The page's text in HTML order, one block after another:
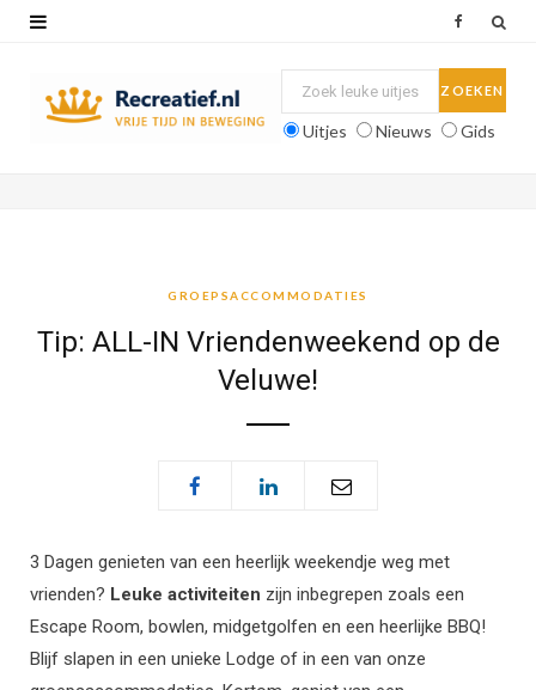
Uitjes Nieuws Gids
GROEPSACCOMMODATIES
Tip: ALL-IN Vriendenweekend op de
Veluwe!
3 Dagen genieten van een heerlijk weekendje weg met
vrienden? Leuke activiteiten zijn inbegrepen zoals een
Escape Room, bowlen, midgetgolfen en een heerlijke BBQ!
Blijf slapen in een unieke Lodge of in een van onze